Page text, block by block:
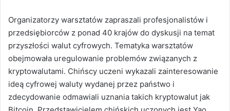
Organizatorzy warsztatów zapraszali profesjonalistów i
przedsiębiorców z ponad 40 krajów do dyskusji na temat
przyszłości walut cyfrowych. Tematyka warsztatów
obejmowała uregulowanie problemów związanych z
kryptowalutami. Chińscy uczeni wykazali zainteresowanie
ideą cyfrowej waluty wydanej przez państwo i
zdecydowanie odmawiali uznania takich kryptowalut jak